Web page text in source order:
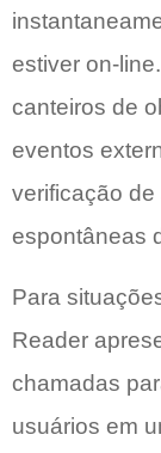
estiver on-
canteiros de
eventos
verificação
espontâneas
Para
Reader
chamadas
usuários em